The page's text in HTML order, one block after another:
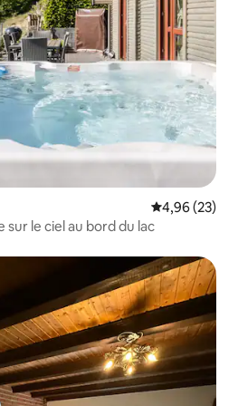
Note
4,96 (23)
le ciel au bord du lac